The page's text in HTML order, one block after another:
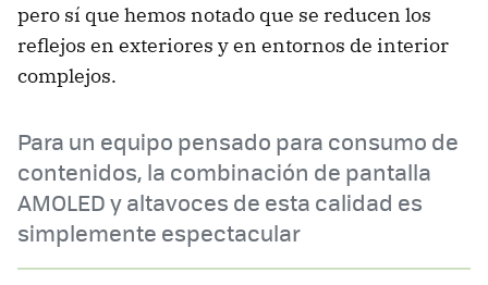
pero sí que hemos notado que se reducen los
reflejos en exteriores y en entornos de interior
complejos.
Para un equipo pensado para consumo de
contenidos, la combinación de pantalla
AMOLED y altavoces de esta calidad es
simplemente espectacular